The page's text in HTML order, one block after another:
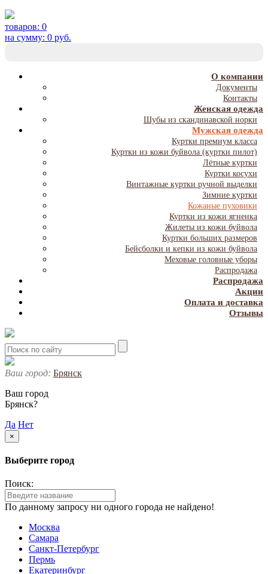
товаров: 0
на сумму: 0 руб.
О компании
Документы
Контакты
Женская одежда
Шубы из скандинавской норки
Мужская одежда
Куртки премиум класса
Куртки из кожи буйвола (куртки пилот)
Лётные куртки
Куртки косухи
Винтажные куртки ручной выделки
Зимние куртки
Кожаные пуховики
Куртки из кожи ягненка
Жилеты из кожи буйвола
Куртки больших размеров
Бейсболки и кепки из кожи буйвола
Меховые головные уборы
Распродажа
Распродажа
Акции
Оплата и доставка
Отзывы
Ваш город: Брянск
Ваш город
Брянск?
Да Нет
×
Выберите город
Поиск:
По данному запросу ни одного города не найдено!
Москва
Самара
Санкт-Петербург
Пермь
Екатеринбург